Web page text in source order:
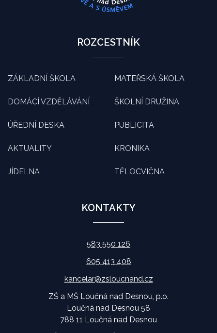
ROZCESTNÍK
ZÁKLADNÍ ŠKOLA MATEŘSKÁ ŠKOLA
DOMÁCÍ VZDĚLÁVÁNÍ ŠKOLNÍ DRUŽINA
ÚŘEDNÍ DESKA PUBLICITA
AKTUALITY KRONIKA
JÍDELNA TĚLOCVIČNA
KONTAKTY
583 550 126
605 413 408
kancelar@zsloucnand.cz
ZŠ a MŠ Loučná nad Desnou, p.o.
Loučná nad Desnou 58
788 11 Loučná nad Desnou